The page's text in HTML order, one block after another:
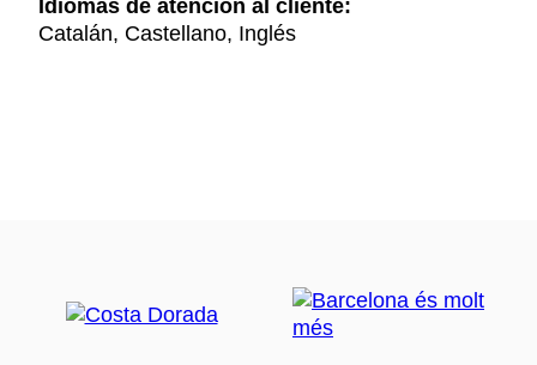
Idiomas de atención al cliente:
Catalán, Castellano, Inglés